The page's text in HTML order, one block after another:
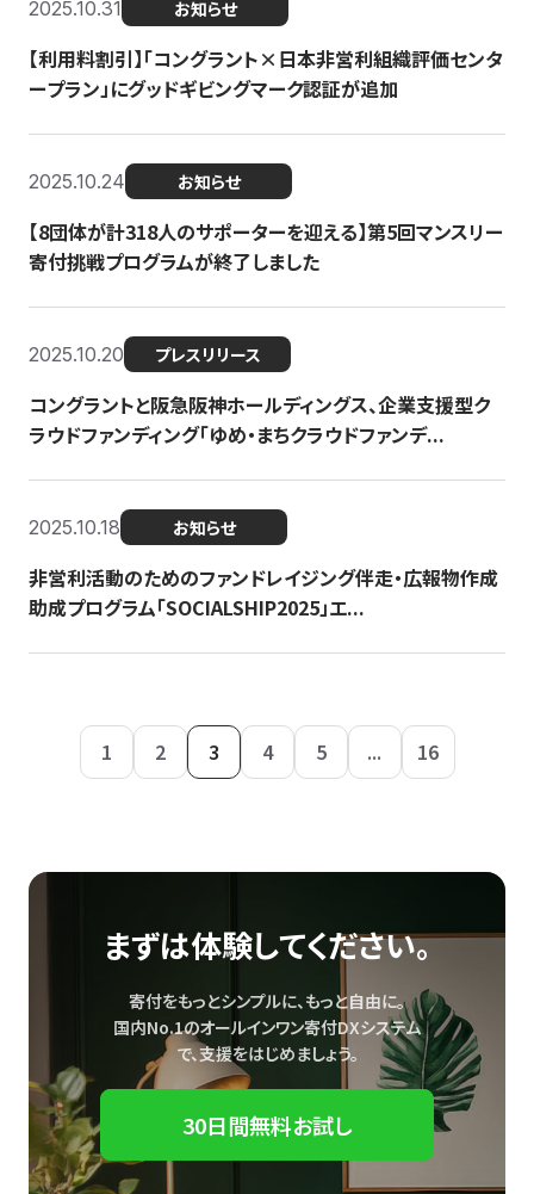
2025.10.31 お知らせ
【利用料割引】「コングラント×日本非営利組織評価センタ
ープラン」にグッドギビングマーク認証が追加
2025.10.24 お知らせ
【8団体が計318人のサポーターを迎える】​​第5回マンスリー
寄付挑戦プログラムが終了しました
2025.10.20 プレスリリース
コングラントと阪急阪神ホールディングス、企業支援型ク
ラウドファンディング「ゆめ・まちクラウドファンデ...
2025.10.18 お知らせ
非営利活動のためのファンドレイジング伴走・広報物作成
助成プログラム「SOCIALSHIP2025」エ...
1 2 3 4 5 ... 16
まずは体験してください。
寄付をもっとシンプルに、もっと自由に。
国内No.1のオールインワン寄付DXシステム
で、支援をはじめましょう。
30日間無料お試し